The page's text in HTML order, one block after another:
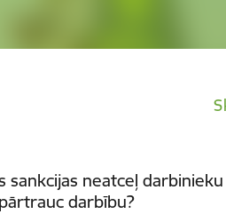
sankcijas neatceļ darbinieku
darbību?